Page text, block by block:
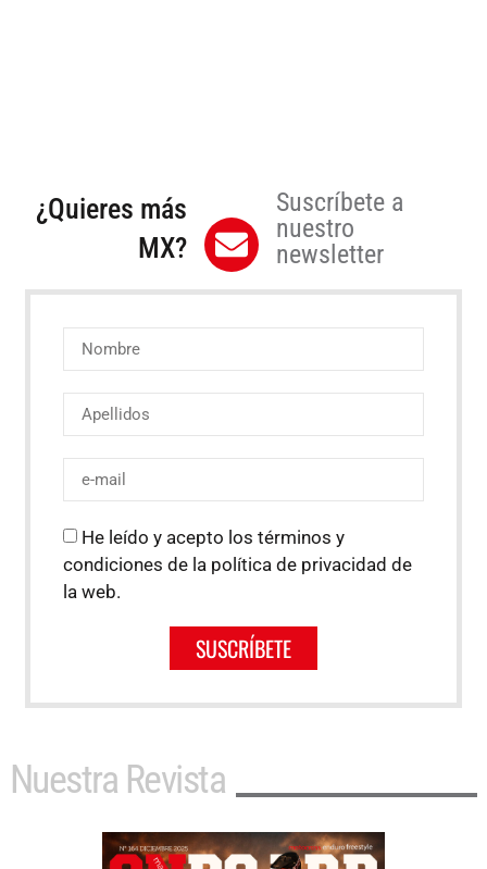
¿Quieres más
MX?
Suscríbete a
nuestro
newsletter
He leído y acepto los términos y
condiciones de la política de privacidad de
la web.
SUSCRÍBETE
Nuestra Revista